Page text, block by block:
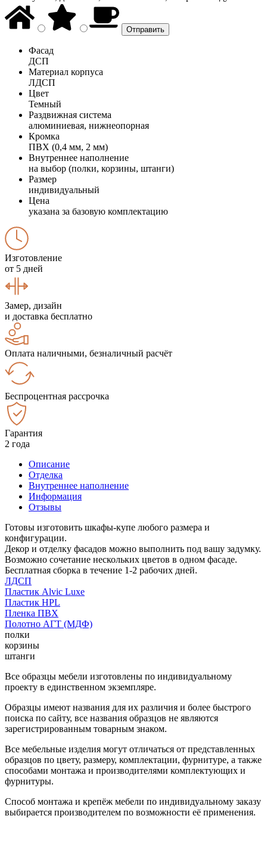
Фасад
ДСП
Материал корпуса
ЛДСП
Цвет
Темный
Раздвижная система
алюминиевая, нижнеопорная
Кромка
ПВХ (0,4 мм, 2 мм)
Внутреннее наполнение
на выбор (полки, корзины, штанги)
Размер
индивидуальный
Цена
указана за базовую комплектацию
Изготовление
от 5 дней
Замер, дизайн
и доставка бесплатно
Оплата наличными, безналичный расчёт
Беспроцентная рассрочка
Гарантия
2 года
Описание
Отделка
Внутреннее наполнение
Информация
Отзывы
Готовы изготовить шкафы-купе любого размера и
конфигурации.
Декор и отделку фасадов можно выполнить под вашу задумку.
Возможно сочетание нескольких цветов в одном фасаде.
Бесплатная сборка в течение 1-2 рабочих дней.
ЛДСП
Пластик Alvic Luxe
Пластик HPL
Пленка ПВХ
Полотно АГТ (МДФ)
полки
корзины
штанги
Все образцы мебели изготовлены по индивидуальному
проекту в единственном экземпляре.
Образцы имеют названия для их различия и более быстрого
поиска по сайту, все названия образцов не являются
зарегистрированным товарным знаком.
Все мебельные изделия могут отличаться от представленных
образцов по цвету, размеру, комплектации, фурнитуре, а также
способами монтажа и производителями комплектующих и
фурнитуры.
Способ монтажа и крепёж мебели по индивидуальному заказу
выбирается производителем по возможности её применения.